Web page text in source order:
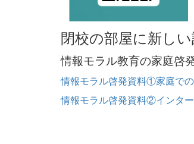
閉校の部屋に新し
情報モラル教育の家庭啓
情報モラル啓発資料①家庭で
情報モラル啓発資料②インタ